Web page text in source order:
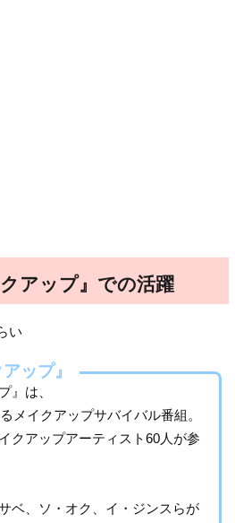
アップ』での活躍
い
ップ』
』は、
メイクアップサバイバル番組。
クアップアーティスト60人が参
ベ、ソ・オク、イ・ジンスらが